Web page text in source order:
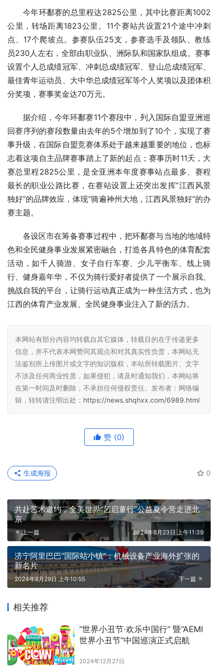
今年环鄱赛的总里程达2825公里，其中比赛距离1002
公里，转场距离1823公里。11个赛站共设置21个途中冲刺
点、17个爬坡点。参赛队伍25支，参赛选手及领队、教练
员230人左右，全部由职业队、洲际队和国家队组成。赛事
设置个人总成绩冠军、冲刺总成绩冠军、登山总成绩冠军、
最佳青年运动员、大中华总成绩冠军等个人奖项以及团体积
分奖项，赛事奖金达70万元。
据介绍，今年环鄱赛11个赛段中，列入国际自盟亚洲巡
回赛序列的赛段数量由去年的5个增加到了10个，实现了赛
事升级，在国际自盟竞赛体系处于越来越重要的地位，也标
志着这项自主品牌赛事踏上了新的起点；赛事历时11天，大
赛总里程2825公里，是全亚洲本年度赛事站点最多、赛程
最长的职业公路比赛，在赛站设置上还突出发挥“江西风景
独好”的品牌效应，体现“骑遍神州大地，江西风景独好”的办
赛主题。
各设区市在筹备赛事过程中，把环鄱赛与当地的地域特
色和全民健身事业发展紧密融合，打造各具特色的体育配套
活动，如千人骑游、女子自行车赛、少儿平衡车、线上骑
行、健身嘉年华，不仅为骑行爱好者提供了一个展示自我、
挑战自我的平台，让骑行运动真正成为一种生活方式，也为
江西的体育产业发展、全民健身事业注入了新的活力。
本网站有部分内容均转载自其它媒体，转载目的在于传递更多
信息，并不代表本网赞同其观点和对其真实性负责，本网站无
法鉴别所上传图片或文字的知识版权，本站所转载图片、文字
不涉及任何商业性质，如果侵犯，请及时通知我们，本网站将
在第一时间及时删除，不承担任何侵权责任。发布者：网络编
辑，转转请注明出处： https://news.shqhxx.com/6989.html
赞 (0)
0
生成海报
共赴艺术邀约，全美世界“艺启童行”公益夏令营走进北
京
上一篇 2024年8月23日 上午11:39
济宁阿里巴巴“国际站小镇”：机械设备产业海外扩张的
新名片
下一篇
2024年8月29日 上午10:55
相关推荐
“世界小丑节·欢乐中国行” 暨“AEMI
世界小丑节”中国巡演正式启航
2024年12月27日